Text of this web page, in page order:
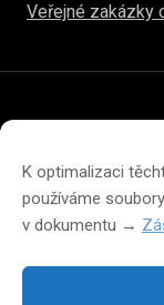
K optimalizaci
používáme
v dokumentu →
Veřejné zakázky
Prohlášení o
Zásady cookies